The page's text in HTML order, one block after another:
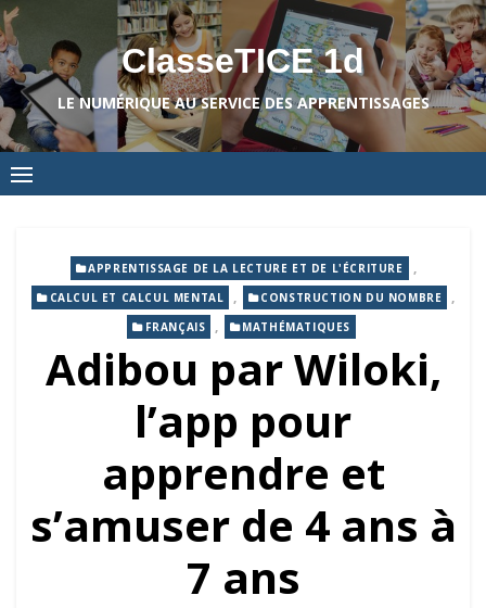
Skip
to
content
ClasseTICE 1d
LE NUMÉRIQUE AU SERVICE DES APPRENTISSAGES
APPRENTISSAGE DE LA LECTURE ET DE L'ÉCRITURE ,
CALCUL ET CALCUL MENTAL , CONSTRUCTION DU NOMBRE ,
FRANÇAIS , MATHÉMATIQUES
Adibou par Wiloki,
l’app pour
apprendre et
s’amuser de 4 ans à
7 ans